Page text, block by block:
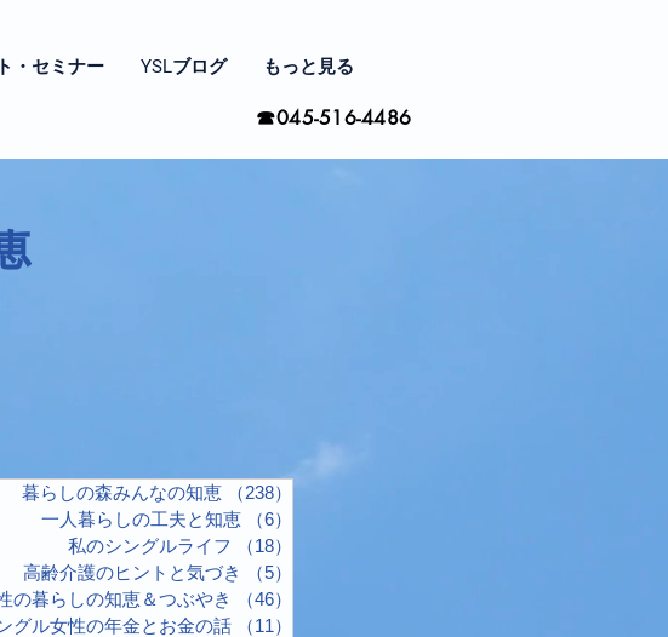
・セミナー YSLブログ もっと見る
☎045-516-4486
暮らしの森みんなの知恵 （238）
一人暮らしの工夫と知恵
（6）
私のシングルライフ
（18）
高齢介護のヒントと気づき
（5）
の暮らしの知恵＆つぶやき
（46）
グル女性の年金とお金の話
（11）